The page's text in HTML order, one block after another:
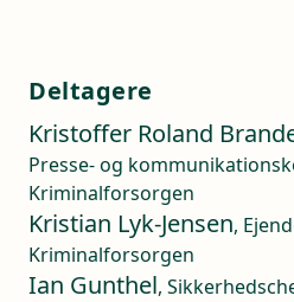
Deltagere
Kristoffer Roland
Presse- og
Kriminalforsorgen
Kristian Lyk-Jensen,
Kriminalforsorgen
Ian Gunthel,